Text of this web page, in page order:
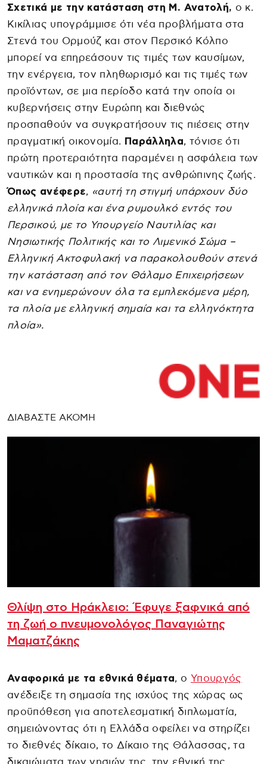
Σχετικά με την κατάσταση στη Μ. Ανατολή, ο κ.
Κικίλιας υπογράμμισε ότι νέα προβλήματα στα
Στενά του Ορμούζ και στον Περσικό Κόλπο
μπορεί να επηρεάσουν τις τιμές των καυσίμων,
την ενέργεια, τον πληθωρισμό και τις τιμές των
προϊόντων, σε μια περίοδο κατά την οποία οι
κυβερνήσεις στην Ευρώπη και διεθνώς
προσπαθούν να συγκρατήσουν τις πιέσεις στην
πραγματική οικονομία. Παράλληλα, τόνισε ότι
πρώτη προτεραιότητα παραμένει η ασφάλεια των
ναυτικών και η προστασία της ανθρώπινης ζωής.
Όπως ανέφερε, «αυτή τη στιγμή υπάρχουν δύο
ελληνικά πλοία και ένα ρυμουλκό εντός του
Περσικού, με το Υπουργείο Ναυτιλίας και
Νησιωτικής Πολιτικής και το Λιμενικό Σώμα –
Ελληνική Ακτοφυλακή να παρακολουθούν στενά
την κατάσταση από τον Θάλαμο Επιχειρήσεων
και να ενημερώνουν όλα τα εμπλεκόμενα μέρη,
τα πλοία με ελληνική σημαία και τα ελληνόκτητα
πλοία».
ΔΙΑΒΑΣΤΕ ΑΚΟΜΗ
Θλίψη στο Ηράκλειο: Έφυγε ξαφνικά από
τη ζωή ο πνευμονολόγος Παναγιώτης
Μαματζάκης
Αναφορικά με τα εθνικά θέματα, ο Υπουργός
ανέδειξε τη σημασία της ισχύος της χώρας ως
προϋπόθεση για αποτελεσματική διπλωματία,
σημειώνοντας ότι η Ελλάδα οφείλει να στηρίζει
το διεθνές δίκαιο, το Δίκαιο της Θάλασσας, τα
δικαιώματα των νησιών της, την εθνική της